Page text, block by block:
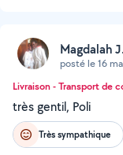
Magdalah
posté le 16
Livraison - Transport de
très gentil, Poli
Très sympathique